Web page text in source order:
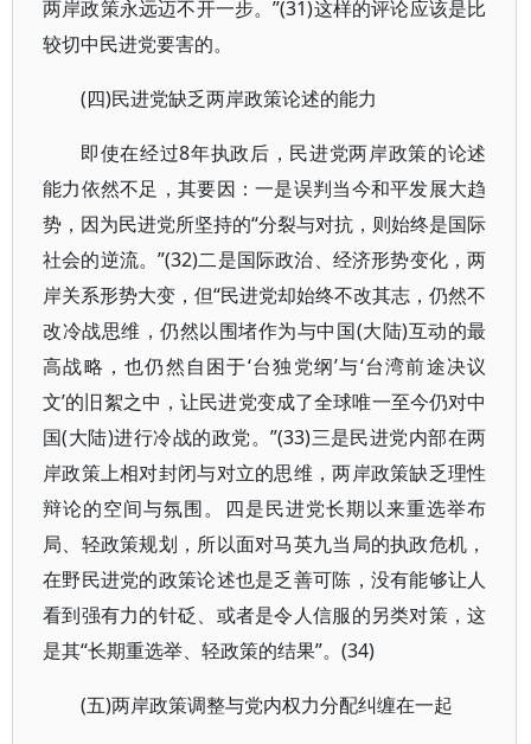
两岸政策永远迈不开一步。”(31)这样的评论应该是比
较切中民进党要害的。
(四)民进党缺乏两岸政策论述的能力
即使在经过8年执政后，民进党两岸政策的论述
能力依然不足，其要因：一是误判当今和平发展大趋
势，因为民进党所坚持的“分裂与对抗，则始终是国际
社会的逆流。”(32)二是国际政治、经济形势变化，两
岸关系形势大变，但“民进党却始终不改其志，仍然不
改冷战思维，仍然以围堵作为与中国(大陆)互动的最
高战略，也仍然自困于‘台独党纲’与‘台湾前途决议
文’的旧絮之中，让民进党变成了全球唯一至今仍对中
国(大陆)进行冷战的政党。”(33)三是民进党内部在两
岸政策上相对封闭与对立的思维，两岸政策缺乏理性
辩论的空间与氛围。四是民进党长期以来重选举布
局、轻政策规划，所以面对马英九当局的执政危机，
在野民进党的政策论述也是乏善可陈，没有能够让人
看到强有力的针砭、或者是令人信服的另类对策，这
是其“长期重选举、轻政策的结果”。(34)
(五)两岸政策调整与党内权力分配纠缠在一起